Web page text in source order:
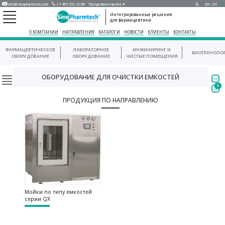
info@sinopharmtech.com +7 495 532 32 88 Представительства ▼ EN CH RU
Интегрированные решения
для фармацевтики
О КОМПАНИИ НАПРАВЛЕНИЯ КАТАЛОГИ НОВОСТИ КЛИЕНТЫ КОНТАКТЫ
ФАРМАЦЕВТИЧЕСКОЕ
ОБОРУДОВАНИЕ
ЛАБОРАТОРНОЕ
ОБОРУДОВАНИЕ
ИНЖИНИРИНГ И
ЧИСТЫЕ ПОМЕЩЕНИЯ
ОБОРУДОВАНИЕ ДЛЯ ОЧИСТКИ ЕМКОСТЕЙ
ПРОДУКЦИЯ ПО НАПРАВЛЕНИЮ
Мойки по типу емкостей
серии QX
0